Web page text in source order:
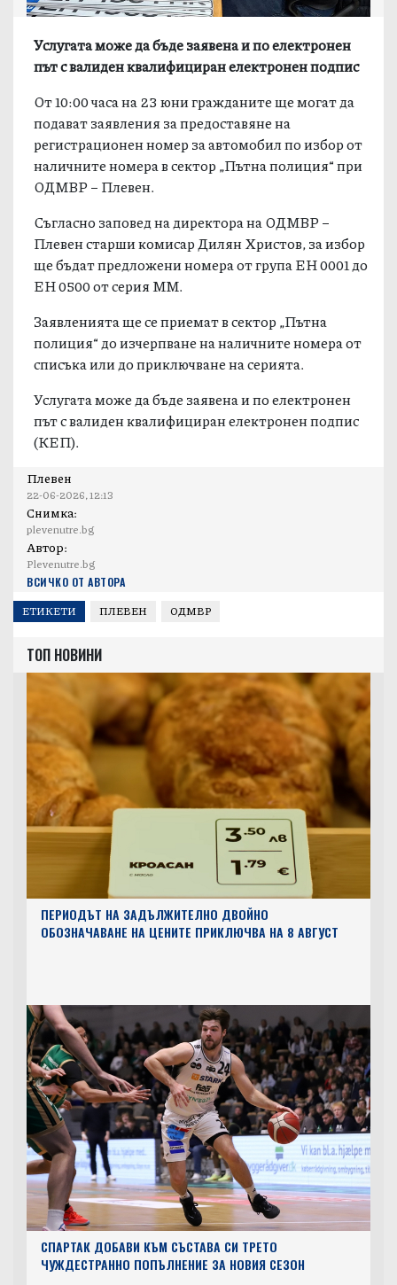
Плевен
22-06-2026, 12:13
Снимка:
plevenutre.bg
Автор:
Plevenutre.bg
ВСИЧКО ОТ АВТОРА
Услугата може да бъде заявена и по електронен
път с валиден квалифициран електронен подпис
От 10:00 часа на 23 юни гражданите ще могат да
подават заявления за предоставяне на
регистрационен номер за автомобил по избор от
наличните номера в сектор „Пътна полиция“ при
ОДМВР – Плевен.
Съгласно заповед на директора на ОДМВР –
Плевен старши комисар Дилян Христов, за избор
ще бъдат предложени номера от група ЕН 0001 до
ЕН 0500 от серия ММ.
Заявленията ще се приемат в сектор „Пътна
полиция“ до изчерпване на наличните номера от
списъка или до приключване на серията.
Услугата може да бъде заявена и по електронен
път с валиден квалифициран електронен подпис
(КЕП).
ЕТИКЕТИ ПЛЕВЕН ОДМВР
ТОП НОВИНИ
ПЕРИОДЪТ НА ЗАДЪЛЖИТЕЛНО ДВОЙНО
ОБОЗНАЧАВАНЕ НА ЦЕНИТЕ ПРИКЛЮЧВА НА 8 АВГУСТ
СПАРТАК ДОБАВИ КЪМ СЪСТАВА СИ ТРЕТО
ЧУЖДЕСТРАННО ПОПЪЛНЕНИЕ ЗА НОВИЯ СЕЗОН